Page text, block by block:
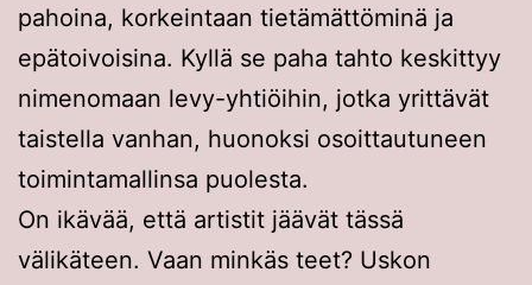
pahoina, korkeintaan tietämättöminä ja
epätoivoisina. Kyllä se paha tahto keskittyy
nimenomaan levy-yhtiöihin, jotka yrittävät
taistella vanhan, huonoksi osoittautuneen
toimintamallinsa puolesta.
On ikävää, että artistit jäävät tässä
välikäteen. Vaan minkäs teet? Uskon